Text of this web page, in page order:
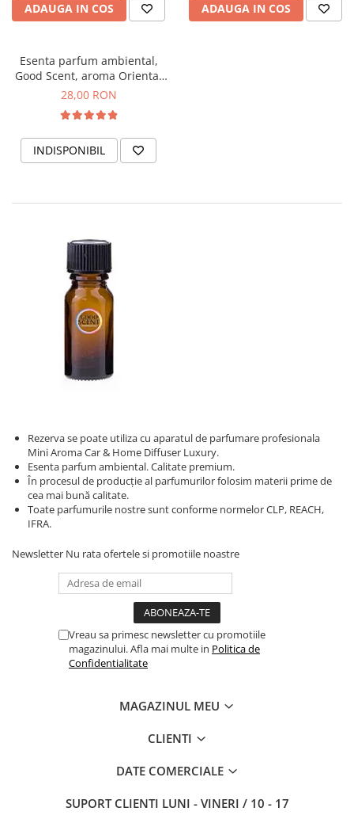
ADAUGA IN COS ADAUGA IN COS
Esenta parfum ambiental,
Good Scent, aroma Oriental
Amber, 20 g
28,00 RON
INDISPONIBIL
Rezerva se poate utiliza cu aparatul de parfumare profesionala
Mini Aroma Car & Home Diffuser Luxury.
Esenta parfum ambiental. Calitate premium.
În procesul de producție al parfumurilor folosim materii prime de
cea mai bună calitate.
Toate parfumurile nostre sunt conforme normelor CLP, REACH,
IFRA.
Newsletter Nu rata ofertele si promotiile noastre
Vreau sa primesc newsletter cu promotiile
magazinului. Afla mai multe in Politica de
Confidentialitate
MAGAZINUL MEU
CLIENTI
DATE COMERCIALE
SUPORT CLIENTI LUNI - VINERI / 10 - 17